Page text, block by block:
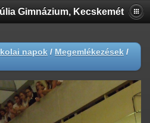
Gimnázium, Kecskemét
napok / Megemlékezések /